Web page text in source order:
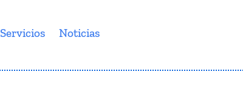
Servicios Noticias